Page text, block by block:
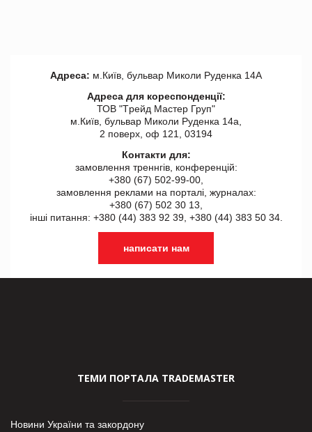
Адреса: м.Київ, бульвар Миколи Руденка 14А
Адреса для кореспонденції:
ТОВ "Tрейд Мастер Груп"
м.Київ, бульвар Миколи Руденка 14а,
2 поверх, оф 121, 03194
Контакти для:
замовлення треннгів, конференцій:
+380 (67) 502-99-00,
замовлення реклами на порталі, журналах:
+380 (67) 502 30 13,
інші питання: +380 (44) 383 92 39, +380 (44) 383 50 34.
написати нам
ТЕМИ ПОРТАЛА TRADEMASTER
Новини України та закордону